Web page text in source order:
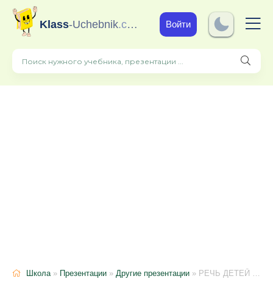
Klass-Uchebnik.com Войти
Школа» Презентации » Другие презентации » РЕЧЬ ДЕТЕЙ младшего дошкольного возраста